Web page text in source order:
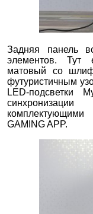
Задняя панель
элементов. Тут
матовый со
футуристичным
LED-подсветки
GAMING APP.